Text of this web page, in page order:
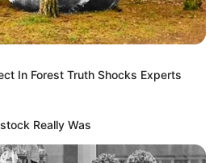
In Forest Truth Shocks Experts
Really Was